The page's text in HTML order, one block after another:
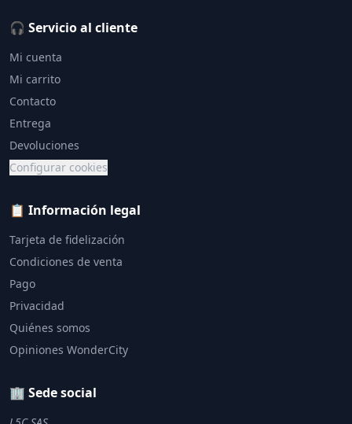
🎧 Servicio al cliente
Mi cuenta
Mi carrito
Contacto
Entrega
Devoluciones
Configurar cookies
📋 Información legal
Tarjeta de fidelización
Condiciones de venta
Pago
Privacidad
Quiénes somos
Opiniones WonderCity
🏢 Sede social